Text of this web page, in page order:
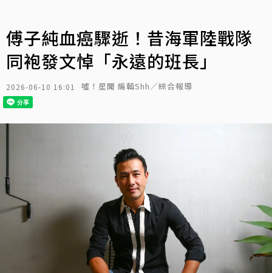
傅子純血癌驟逝！昔海軍陸戰隊
同袍發文悼「永遠的班長」
2026-06-10 16:01 噓！星聞 編輯Shh／綜合報導